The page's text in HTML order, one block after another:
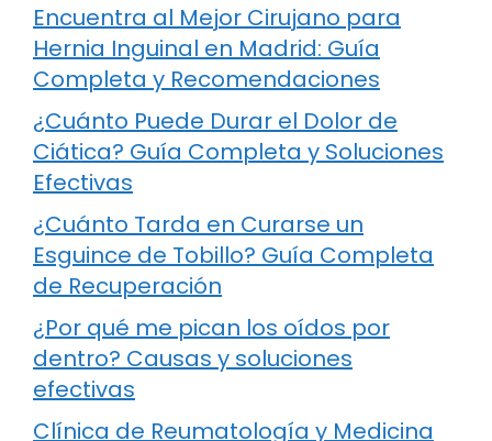
Encuentra al Mejor Cirujano para
Hernia Inguinal en Madrid: Guía
Completa y Recomendaciones
¿Cuánto Puede Durar el Dolor de
Ciática? Guía Completa y Soluciones
Efectivas
¿Cuánto Tarda en Curarse un
Esguince de Tobillo? Guía Completa
de Recuperación
¿Por qué me pican los oídos por
dentro? Causas y soluciones
efectivas
Clínica de Reumatología y Medicina